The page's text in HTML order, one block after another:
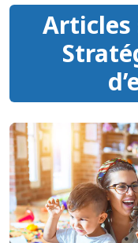
Articles